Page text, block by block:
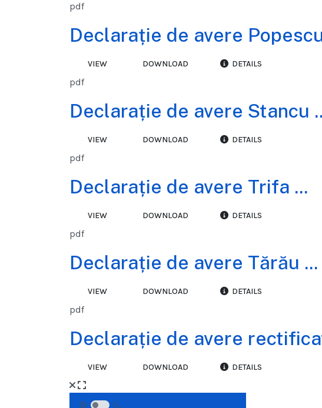
pdf
Declarație de avere
VIEW DOWNLOAD DETAILS
pdf
Declarație de avere Stancu
VIEW DOWNLOAD DETAILS
pdf
Declarație de avere Trifa ...
VIEW DOWNLOAD DETAILS
pdf
Declarație de avere Tărău ...
VIEW DOWNLOAD DETAILS
pdf
Declarație de avere
VIEW DOWNLOAD DETAILS